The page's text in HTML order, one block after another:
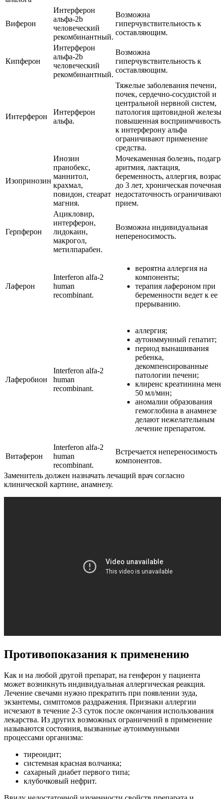
Виферон
Интерферон
альфа-2b
человеческий
рекомбинантный.
Возможна
гиперчувствительность к
составляющим.
Кипферон
Интерферон
альфа-2b
человеческий
рекомбинантный.
Возможна
гиперчувствительность к
составляющим.
Интерферон
Интерферон
альфа.
Тяжелые заболевания печени,
почек, сердечно-сосудистой и
центральной нервной систем,
патология щитовидной
повышенная восприимчивость
к интерферону альфа
ограничивают применение
средства.
Изопринозин
Инозин
пранобекс,
маннитол,
крахмал,
повидон, стеарат
магния.
Мочекаменная болезнь,
аритмия, лактация,
беременность, аллергия,
до 3 лет, хроническая почечная
недостаточность
прием.
Герпферон
Ацикловир,
интерферон,
лидокаин,
макрогол,
метилпарабен.
Возможна индивидуальная
непереносимость.
Лаферон
Interferon alfa-2
human
recombinant.
вероятна аллергия на
компоненты;
терапия лафероном при
беременности ведет к ее
прерыванию.
Лаферобион
Interferon alfa-2
human
recombinant.
аллергия;
аутоиммунный гепатит;
период вынашивания
ребенка,
декомпенсированные
патологии печени;
клиренс креатинина
50 мл/мин;
аномалии образования
гемоглобина в анамнезе
делают нежелательным
лечение препаратом.
Витаферон
Interferon alfa-2
human
recombinant.
Встречается непереносимость
компонентов.
Заменитель должен назначать лечащий врач согласно
клинической картине, анамнезу.
Противопоказания к применению
Как и на любой другой препарат, на генферон у пациента
может возникнуть индивидуальная аллергическая реакция.
Лечение свечами нужно прекратить при появлении зуда,
экзантемы, симптомов раздражения. Признаки аллергии
исчезают в течение 2-3 суток после окончания использования
лекарства. Из других возможных ограничений в применение
называются состояния, вызванные аутоиммунными
процессами организма:
тиреоидит;
системная красная волчанка;
сахарный диабет первого типа;
клубочковый нефрит.